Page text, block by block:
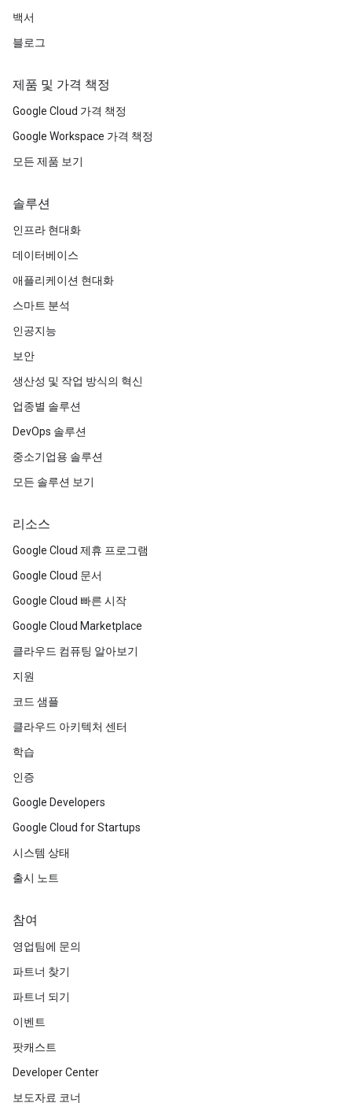
백서
블로그
제품 및 가격 책정
Google Cloud 가격 책정
Google Workspace 가격 책정
모든 제품 보기
솔루션
인프라 현대화
데이터베이스
애플리케이션 현대화
스마트 분석
인공지능
보안
생산성 및 작업 방식의 혁신
업종별 솔루션
DevOps 솔루션
중소기업용 솔루션
모든 솔루션 보기
리소스
Google Cloud 제휴 프로그램
Google Cloud 문서
Google Cloud 빠른 시작
Google Cloud Marketplace
클라우드 컴퓨팅 알아보기
지원
코드 샘플
클라우드 아키텍처 센터
학습
인증
Google Developers
Google Cloud for Startups
시스템 상태
출시 노트
참여
영업팀에 문의
파트너 찾기
파트너 되기
이벤트
팟캐스트
Developer Center
보도자료 코너